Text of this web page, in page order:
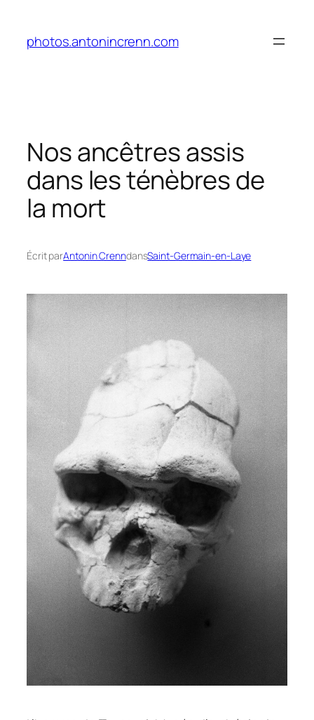
contenu
photos.antonincrenn.com
Nos ancêtres assis
dans les ténèbres de
la mort
Écrit parAntonin CrenndansSaint-Germain-en-Laye